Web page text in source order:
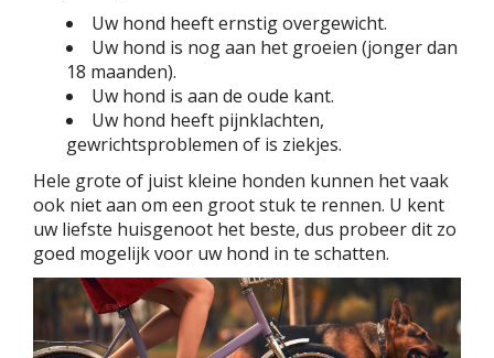
Uw hond heeft ernstig overgewicht.
Uw hond is nog aan het groeien (jonger dan
18 maanden).
Uw hond is aan de oude kant.
Uw hond heeft pijnklachten,
gewrichtsproblemen of is ziekjes.
Hele grote of juist kleine honden kunnen het vaak
ook niet aan om een groot stuk te rennen. U kent
uw liefste huisgenoot het beste, dus probeer dit zo
goed mogelijk voor uw hond in te schatten.